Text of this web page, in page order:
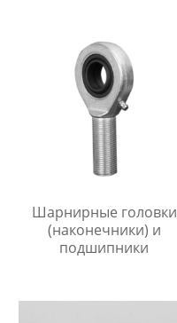
Шарнирные головки
(наконечники) и
подшипники